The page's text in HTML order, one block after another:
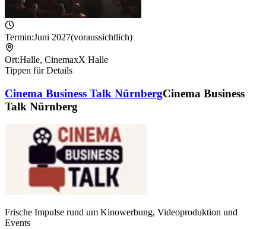
Termin:Juni 2027(voraussichtlich)
Ort:Halle, CinemaxX Halle
Tippen für Details
Cinema Business Talk NürnbergCinema Business
Talk Nürnberg
Frische Impulse rund um Kinowerbung, Videoproduktion und
Events